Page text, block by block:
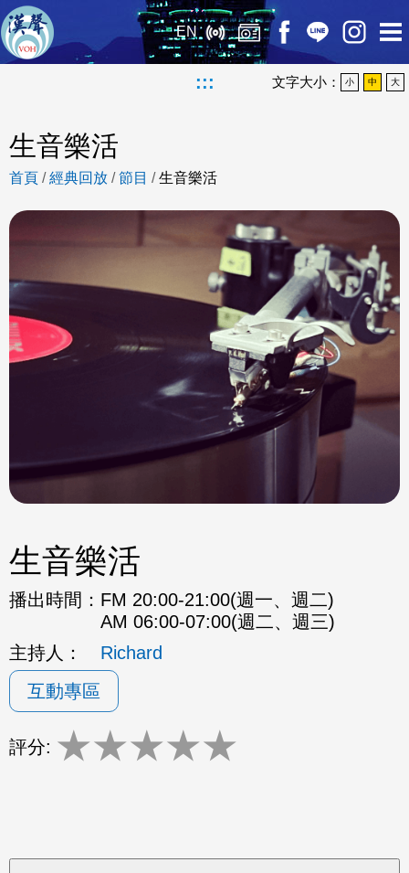
EN
::: 文字大小： 小 中 大
生音樂活
首頁 /經典回放 /節目 /生音樂活
生音樂活
播出時間： FM 20:00-21:00(週一、週二)
AM 06:00-07:00(週二、週三)
主持人：
Richard
互動專區
評分: ★★★★★